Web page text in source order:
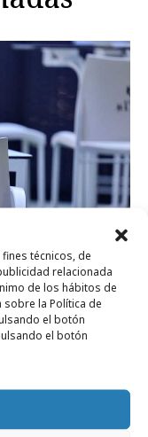
técnicos, de
relacionada
de los hábitos de
la Política de
el botón
el botón
sus clientes